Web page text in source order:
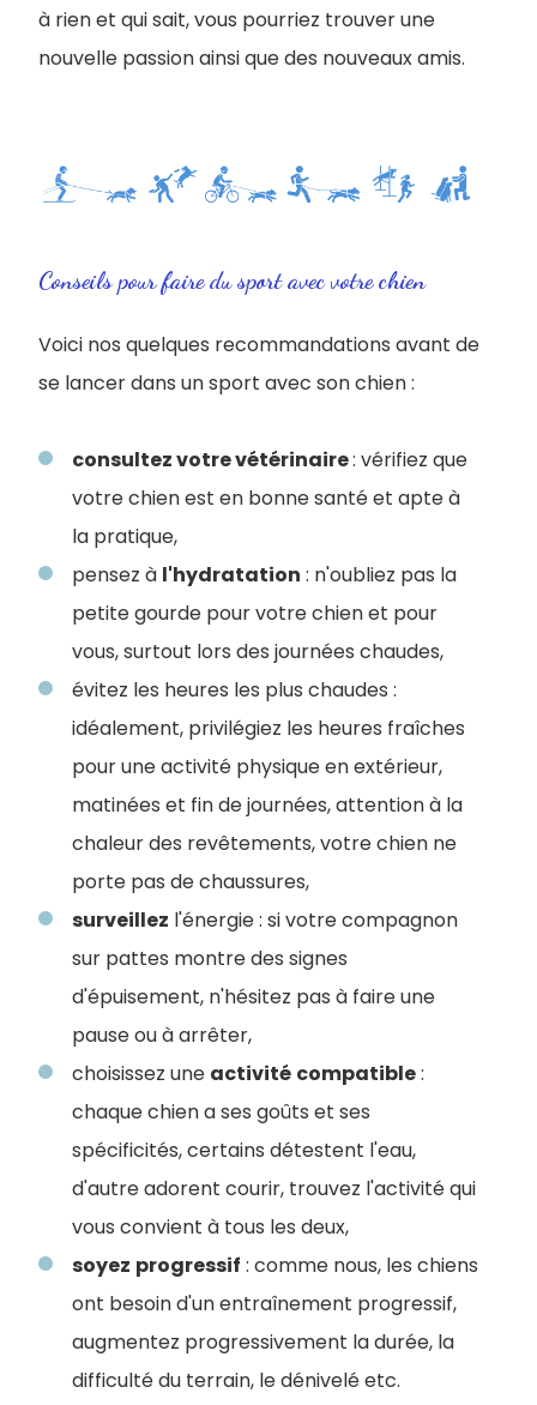
à rien et qui sait, vous pourriez trouver une
nouvelle passion ainsi que des nouveaux amis.
Conseils pour faire du sport avec votre chien
Voici nos quelques recommandations avant de
se lancer dans un sport avec son chien :
consultez votre vétérinaire: vérifiez que
votre chien est en bonne santé et apte à
la pratique,
pensez à l'hydratation : n'oubliez pas la
petite gourde pour votre chien et pour
vous, surtout lors des journées chaudes,
évitez les heures les plus chaudes :
idéalement, privilégiez les heures fraîches
pour une activité physique en extérieur,
matinées et fin de journées, attention à la
chaleur des revêtements, votre chien ne
porte pas de chaussures,
surveillez l'énergie : si votre compagnon
sur pattes montre des signes
d'épuisement, n'hésitez pas à faire une
pause ou à arrêter,
choisissez une activité compatible:
chaque chien a ses goûts et ses
spécificités, certains détestent l'eau,
d'autre adorent courir, trouvez l'activité qui
vous convient à tous les deux,
soyez progressif : comme nous, les chiens
ont besoin d'un entraînement progressif,
augmentez progressivement la durée, la
difficulté du terrain, le dénivelé etc.